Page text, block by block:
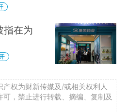
指在为
权为财新传媒及/或相关权利人
，禁止进行转载、摘编、复制及